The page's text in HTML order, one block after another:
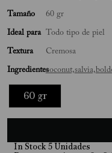
Tamaño 60 gr
Ideal para Todo tipo de piel
Textura Cremosa
Ingredientescoconut,salvia,
60 gr
In Stock 5Unidades